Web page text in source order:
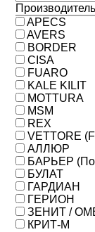
Производитель
APECS
AVERS
BORDER
CISA
FUARO
KALE KILIT
MOTTURA
MSM
REX
VETTORE
АЛЛЮР
БАРЬЕР
БУЛАТ
ГАРДИАН
ГЕРИОН
ЗЕНИТ /
КРИТ-М